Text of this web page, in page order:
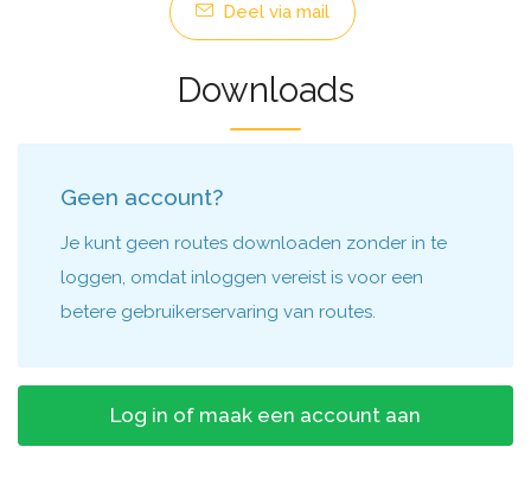
Deel via mail
Downloads
Geen account?
Je kunt geen routes downloaden zonder in te
loggen, omdat inloggen vereist is voor een
betere gebruikerservaring van routes.
Log in of maak een account aan